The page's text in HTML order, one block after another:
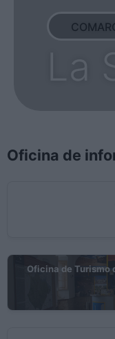
La
Oficina de
Oficina de Turismo